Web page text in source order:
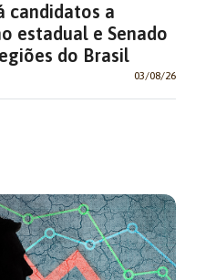
candidatos a
estadual e Senado
do Brasil
03/08/26